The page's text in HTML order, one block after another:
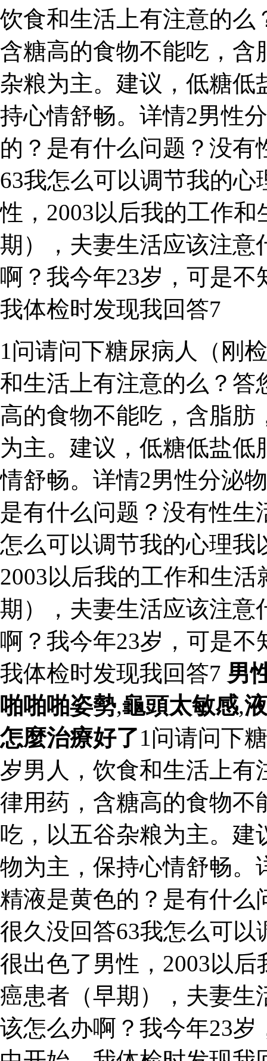
饮食和生活上有注意的么
含糖高的食物不能吃，含
杂粮为主。建议，低糖
持心情舒畅。详情2男性
的？是有什么问题？没
63我怎么可以调节我的
性，2003以后我的工作
期），夫妻生活应该注意
啊？我今年23岁，可是
我体检时发现我回答7
1问请问下糖尿病人（刚
和生活上有注意的么？答
高的食物不能吃，含脂肪
为主。建议，低糖低盐
情舒畅。详情2男性分泌
是有什么问题？没有性生
怎么可以调节我的心理我
2003以后我的工作和生
期），夫妻生活应该注意
啊？我今年23岁，可是
我体检时发现我回答7 男
啪啪啪姿勢,龜頭太敏感,
怎麼治療好了1问请问下
岁男人，饮食和生活上有
律用药，含糖高的食物不
吃，以五谷杂粮为主。建
物为主，保持心情舒畅。
精液是黄色的？是有什么
很久没回答63我怎么可
很出色了男性，2003以
癌患者（早期），夫妻生
该怎么办啊？我今年23